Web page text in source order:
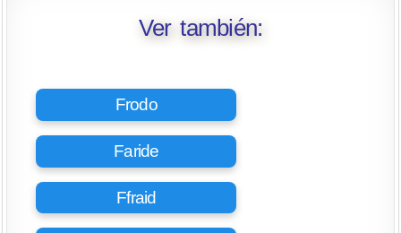
Ver también:
Frodo
Faride
Ffraid